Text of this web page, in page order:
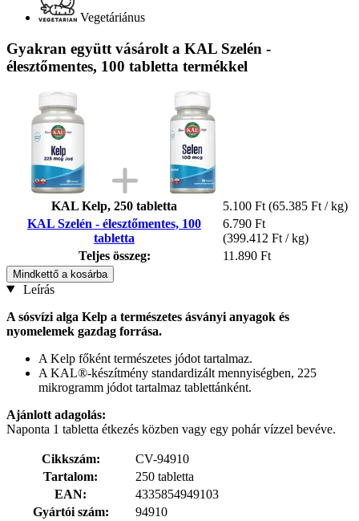
Vegetáriánus
Gyakran együtt vásárolt a KAL Szelén -
élesztőmentes, 100 tabletta termékkel
KAL Kelp, 250 tabletta 5.100 Ft (65.385 Ft / kg)
KAL Szelén - élesztőmentes, 100
tabletta
6.790 Ft
(399.412 Ft / kg)
Teljes összeg:
11.890 Ft
Mindkettő a kosárba
Leírás
A sósvízi alga Kelp a természetes ásványi anyagok és
nyomelemek gazdag forrása.
A Kelp főként természetes jódot tartalmaz.
A KAL®-készítmény standardizált mennyiségben, 225
mikrogramm jódot tartalmaz tablettánként.
Ajánlott adagolás:
Naponta 1 tabletta étkezés közben vagy egy pohár vízzel bevéve.
Cikkszám:
CV-94910
Tartalom:
250 tabletta
EAN:
4335854949103
Gyártói szám:
94910